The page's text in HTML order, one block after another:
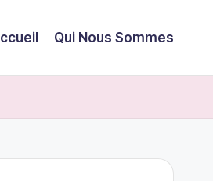
Qui Nous Sommes